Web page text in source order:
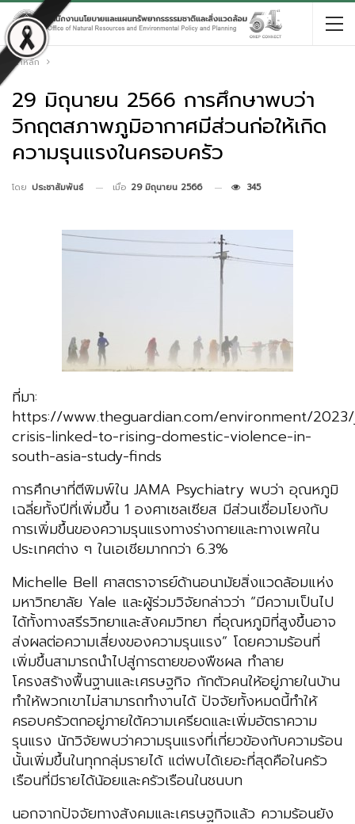
หน้าหลัก
29 มิถุนายน 2566 การศึกษาพบว่า
วิกฤตสภาพภูมิอากาศมีส่วนก่อให้เกิด
ความรุนแรงในครอบครัว
โดย ประชาสัมพันธ์ เมื่อ 29 มิถุนายน 2566 345
ที่มา:
https://www.theguardian.com/environment/
crisis-linked-to-rising-domestic-violence-in-
south-asia-study-finds
การศึกษาที่ตีพิมพ์ใน JAMA Psychiatry พบว่า อุณหภูมิ
เฉลี่ยทั้งปีที่เพิ่มขึ้น 1 องศาเซลเซียส มีส่วนเชื่อมโยงกับ
การเพิ่มขึ้นของความรุนแรงทางร่างกายและทางเพศใน
ประเทศต่าง ๆ ในเอเชียมากกว่า 6.3%
Michelle Bell ศาสตราจารย์ด้านอนามัยสิ่งแวดล้อมแห่ง
มหาวิทยาลัย Yale และผู้ร่วมวิจัยกล่าวว่า “มีความเป็นไป
ได้ทั้งทางสรีรวิทยาและสังคมวิทยา ที่อุณหภูมิที่สูงขึ้นอาจ
ส่งผลต่อความเสี่ยงของความรุนแรง” โดยความร้อนที่
เพิ่มขึ้นสามารถนำไปสู่การตายของพืชผล ทำลาย
โครงสร้างพื้นฐานและเศรษฐกิจ กักตัวคนให้อยู่ภายในบ้าน
ทำให้พวกเขาไม่สามารถทำงานได้ ปัจจัยทั้งหมดนี้ทำให้
ครอบครัวตกอยู่ภายใต้ความเครียดและเพิ่มอัตราความ
รุนแรง นักวิจัยพบว่าความรุนแรงที่เกี่ยวข้องกับความร้อน
นั้นเพิ่มขึ้นในทุกกลุ่มรายได้ แต่พบได้เยอะที่สุดคือในครัว
เรือนที่มีรายได้น้อยและครัวเรือนในชนบท
นอกจากปัจจัยทางสังคมและเศรษฐกิจแล้ว ความร้อนยัง